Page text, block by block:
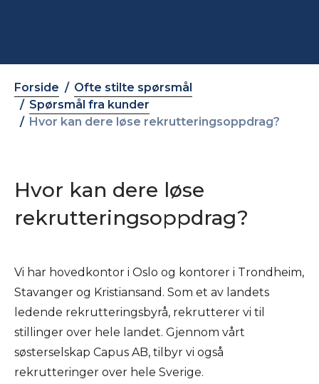
Forside
Ofte stilte spørsmål
Spørsmål fra kunder
Hvor kan dere løse rekrutteringsoppdrag?
Hvor kan dere løse
rekrutteringsoppdrag?
Vi har hovedkontor i Oslo og kontorer i Trondheim,
Stavanger og Kristiansand. Som et av landets
ledende rekrutteringsbyrå, rekrutterer vi til
stillinger over hele landet. Gjennom vårt
søsterselskap Capus AB, tilbyr vi også
rekrutteringer over hele Sverige.